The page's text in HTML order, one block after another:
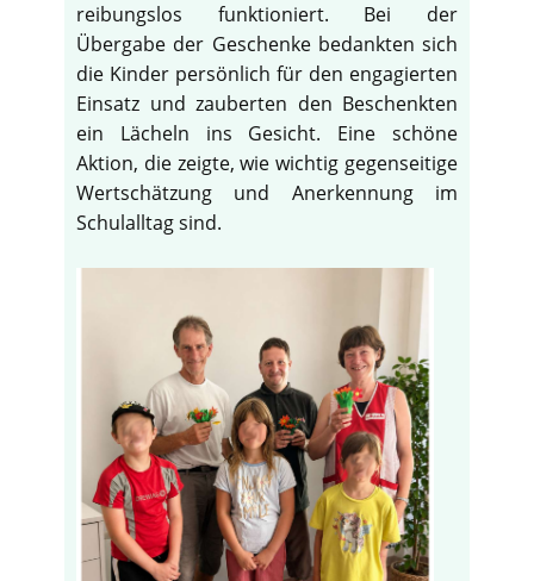
reibungslos funktioniert. Bei der
Übergabe der Geschenke bedankten sich
die Kinder persönlich für den engagierten
Einsatz und zauberten den Beschenkten
ein Lächeln ins Gesicht. Eine schöne
Aktion, die zeigte, wie wichtig gegenseitige
Wertschätzung und Anerkennung im
Schulalltag sind.